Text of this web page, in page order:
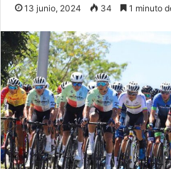
13 junio, 2024 34 1 minuto